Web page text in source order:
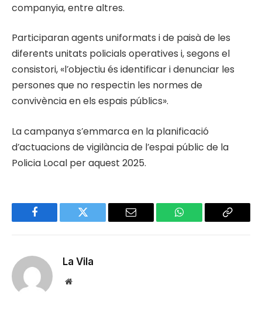
companyia, entre altres.
Participaran agents uniformats i de paisà de les
diferents unitats policials operatives i, segons el
consistori, «l’objectiu és identificar i denunciar les
persones que no respectin les normes de
convivència en els espais públics».
La campanya s’emmarca en la planificació
d’actuacions de vigilància de l’espai públic de la
Policia Local per aquest 2025.
Facebook Twitter Email WhatsApp Copy
La Vila
Website